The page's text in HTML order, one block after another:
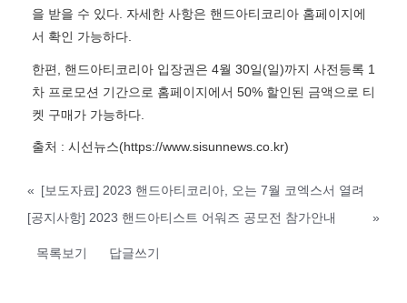
을 받을 수 있다. 자세한 사항은 핸드아티코리아 홈페이지에
서 확인 가능하다.
한편, 핸드아티코리아 입장권은 4월 30일(일)까지 사전등록 1
차 프로모션 기간으로 홈페이지에서 50% 할인된 금액으로 티
켓 구매가 가능하다.
출처 : 시선뉴스(https://www.sisunnews.co.kr)
« [보도자료] 2023 핸드아티코리아, 오는 7월 코엑스서 열려
[공지사항] 2023 핸드아티스트 어워즈 공모전 참가안내
»
목록보기 답글쓰기